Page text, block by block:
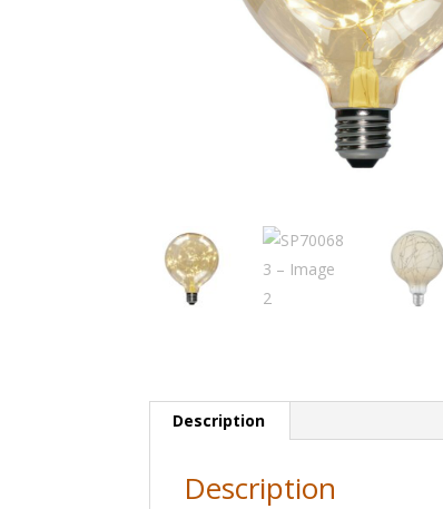
Description
Description